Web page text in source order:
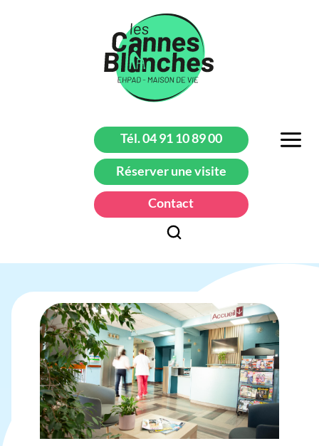
Tél. 04 91 10 89 00
Réserver une visite
Contact